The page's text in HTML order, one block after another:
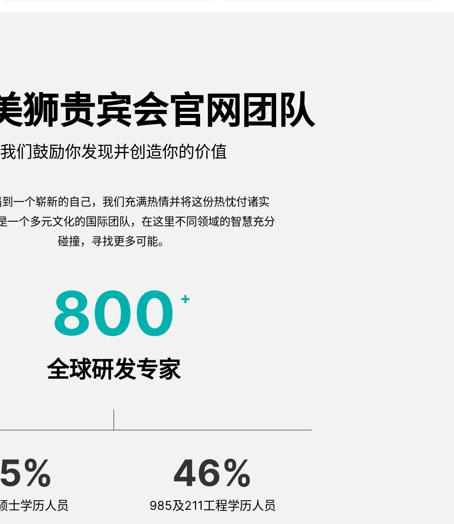
狮贵宾会官网团队
我们鼓励你发现并创造你的价值
一个崭新的自己，我们充满热情并将这份热忱付诸实
一个多元文化的国际团队，在这里不同领域的智慧充分
碰撞，寻找更多可能。
800 +
全球研发专家
%
士学历人员
46%
985及211工程学历人员